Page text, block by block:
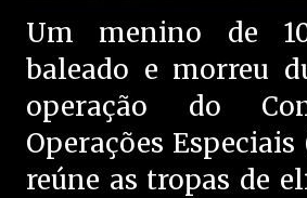
Um menino de
baleado e morreu
operação do
Operações Especiais
reúne as tropas de